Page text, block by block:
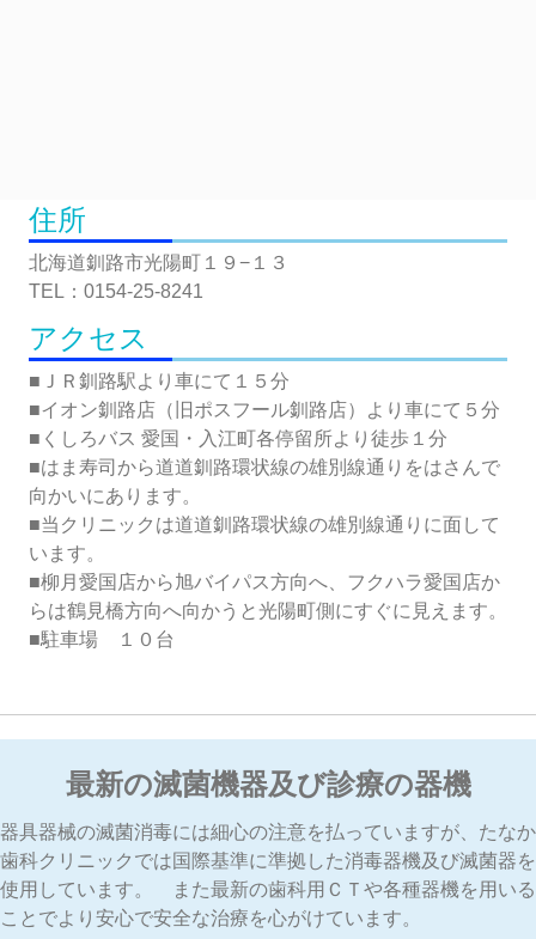
住所
北海道釧路市光陽町１９−１３
TEL：0154-25-8241
アクセス
■ＪＲ釧路駅より車にて１５分
■イオン釧路店（旧ポスフール釧路店）より車にて５分
■くしろバス 愛国・入江町各停留所より徒歩１分
■はま寿司から道道釧路環状線の雄別線通りをはさんで
向かいにあります。
■当クリニックは道道釧路環状線の雄別線通りに面して
います。
■柳月愛国店から旭バイパス方向へ、フクハラ愛国店か
らは鶴見橋方向へ向かうと光陽町側にすぐに見えます。
■駐車場 １０台
最新の滅菌機器及び診療の器機
器具器械の滅菌消毒には細心の注意を払っていますが、たなか
歯科クリニックでは国際基準に準拠した消毒器機及び滅菌器を
使用しています。 また最新の歯科用ＣＴや各種器機を用いる
ことでより安心で安全な治療を心がけています。